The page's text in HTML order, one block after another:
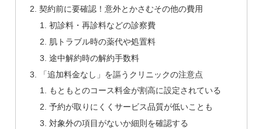
契約前に要確認！意外とかさむその他の費用
初診料・再診料などの診察費
肌トラブル時の薬代や処置料
途中解約時の解約手数料
「追加料金なし」を謳うクリニックの注意点
もともとのコース料金が割高に設定されている
予約が取りにくくサービス品質が低いことも
対象外の項目がないか細則を確認する